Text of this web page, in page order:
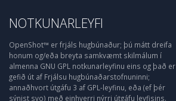
NOTKUNARLEYFI
OpenShot™ er frjáls hugbúnaður; þú mátt dreifa
honum og/eða breyta samkvæmt skilmálum í
almenna GNU GPL notkunarleyfinu eins og það er
gefið út af Frjálsu hugbúnaðarstofnuninni;
annaðhvort útgáfu 3 af GPL-leyfinu, eða (ef þér
sýnist svo) með einhverri nýrri útgáfu leyfisins.